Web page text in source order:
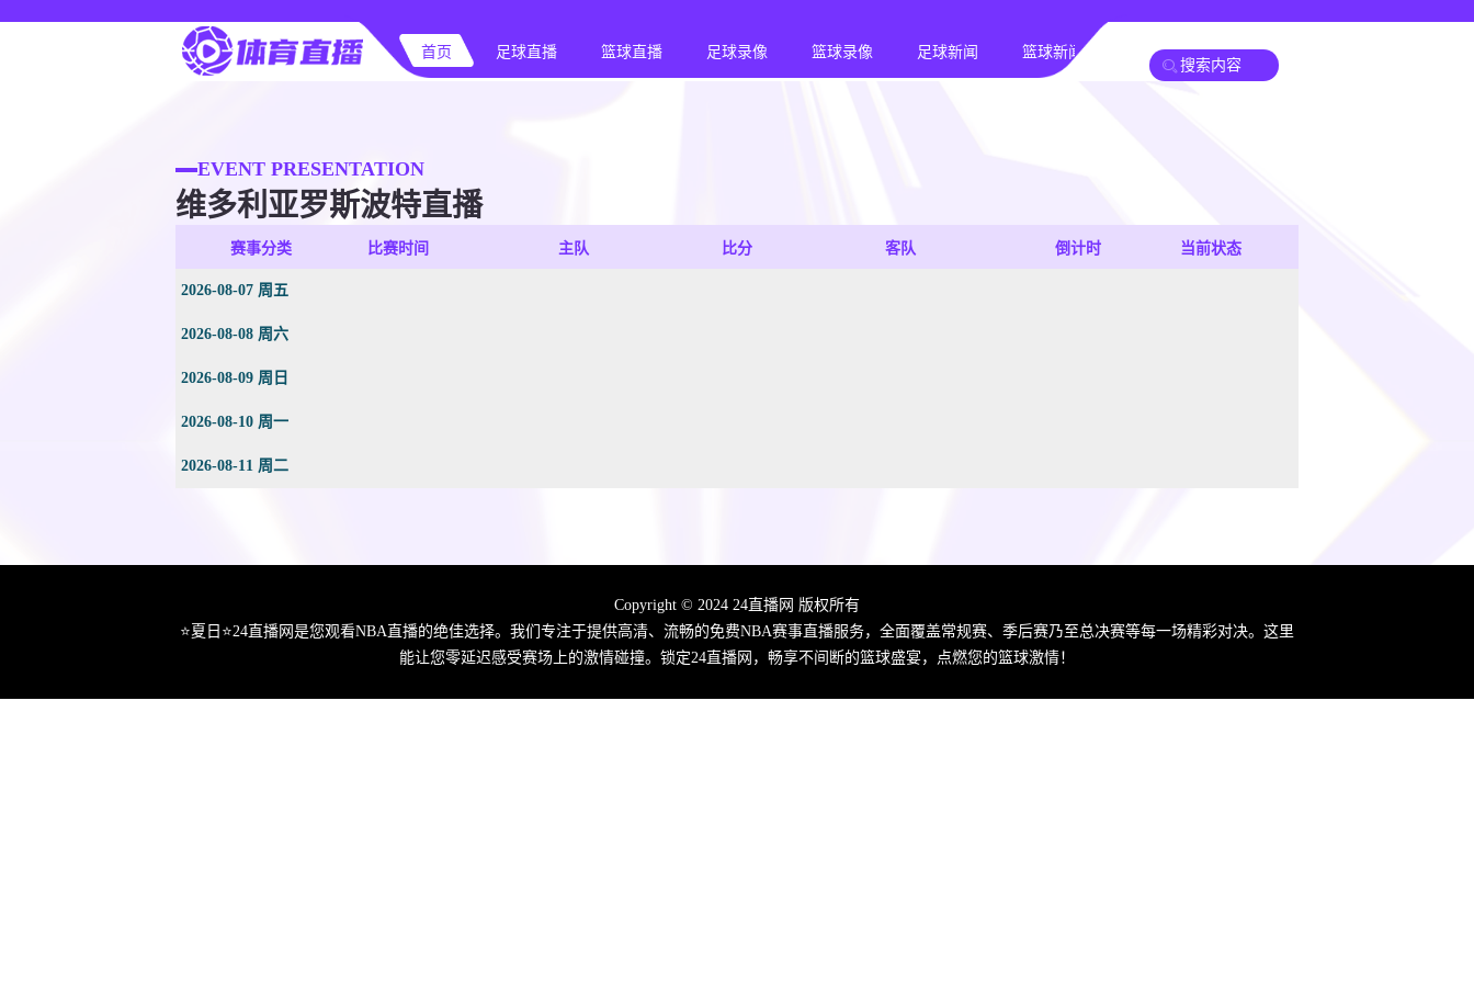
首页 足球直播 篮球直播 足球录像 篮球录像 足球新闻 篮球新闻
EVENT PRESENTATION
维多利亚罗斯波特直播
赛事分类 比赛时间 主队 比分 客队 倒计时 当前状态
2026-08-07 周五
2026-08-08 周六
2026-08-09 周日
2026-08-10 周一
2026-08-11 周二
Copyright © 2024 24直播网 版权所有
⭐️夏日⭐24直播网是您观看NBA直播的绝佳选择。我们专注于提供高清、流畅的免费NBA赛事直播服务，全面覆盖常规赛、季后赛乃至总决赛等每一场精彩对决。这里
能让您零延迟感受赛场上的激情碰撞。锁定24直播网，畅享不间断的篮球盛宴，点燃您的篮球激情！